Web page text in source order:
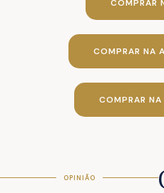
COMPRAR
COMPRAR NA
COMPRAR
OPINIÃO